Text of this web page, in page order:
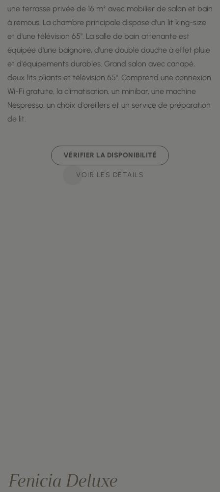
une terrasse privée de 16 m² avec mobilier de salon et bain
à remous. La chambre principale dispose d'un lit king-size
et d'une télévision 65". La salle de bain attenante est
équipée d'une baignoire, d'une double douche à effet pluie
et d'équipements durables. Grand salon avec canapé,
deux lits pliants et télévision 65". Comprend une connexion
Wi-Fi gratuite, la climatisation, un minibar, une machine
Nespresso, un choix d'oreillers et un service de préparation
de lit.
VÉRIFIER LA DISPONIBILITÉ
VOIR LES DÉTAILS
Fenicia Deluxe